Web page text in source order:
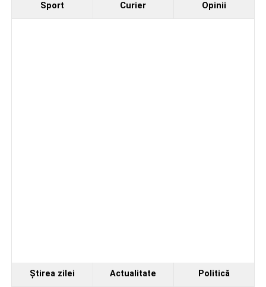
4–6 septembrie 2026: Prima ediție a Transylvania
Sport Curier Opinii
Ştirea zilei Actualitate Politică